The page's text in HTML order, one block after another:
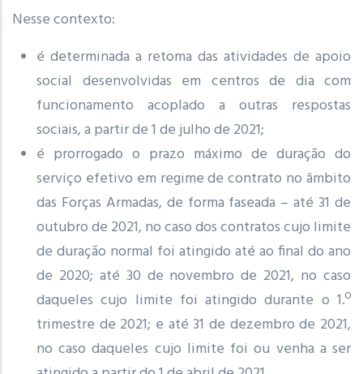
Nesse contexto:
é determinada a retoma das atividades de apoio
social desenvolvidas em centros de dia com
funcionamento acoplado a outras respostas
sociais, a partir de 1 de julho de 2021;
é prorrogado o prazo máximo de duração do
serviço efetivo em regime de contrato no âmbito
das Forças Armadas, de forma faseada – até 31 de
outubro de 2021, no caso dos contratos cujo limite
de duração normal foi atingido até ao final do ano
de 2020; até 30 de novembro de 2021, no caso
daqueles cujo limite foi atingido durante o 1.º
trimestre de 2021; e até 31 de dezembro de 2021,
no caso daqueles cujo limite foi ou venha a ser